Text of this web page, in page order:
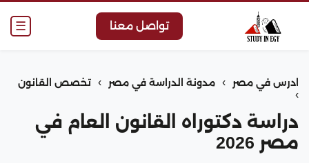
☰ تواصل معنا
ادرس في مصر › مدونة الدراسة في مصر › تخصص القانون
›
دراسة دكتوراه القانون العام في
مصر 2026